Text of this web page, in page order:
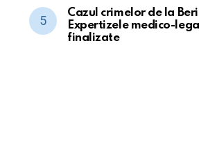
Cazul crimelor de la
Expertizele medico-
finalizate